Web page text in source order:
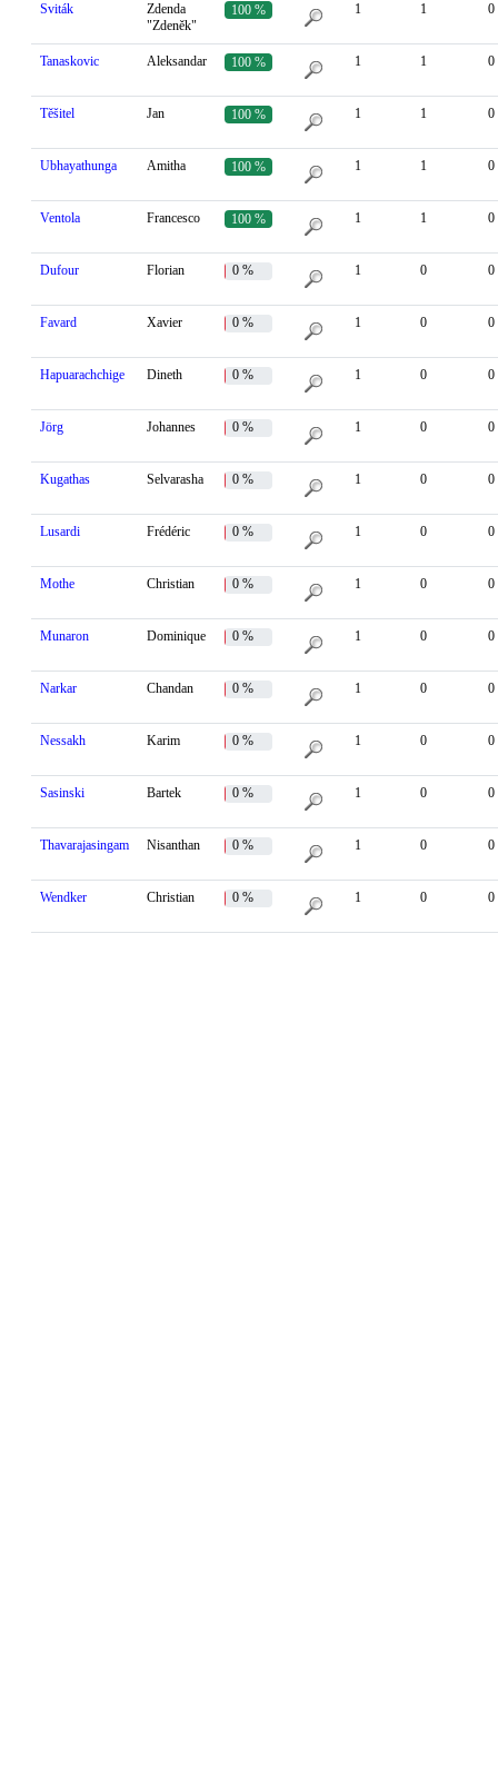
Sviták
Zdenda
"Zdeněk"
100 % 1 1 0
Tanaskovic Aleksandar 100 % 1 1 0
Těšitel Jan 100 % 1 1 0
Ubhayathunga Amitha 100 % 1 1 0
Ventola Francesco 100 % 1 1 0
Dufour Florian 0 % 1 0 0
Favard Xavier 0 % 1 0 0
Hapuarachchige Dineth 0 % 1 0 0
Jörg Johannes 0 % 1 0 0
Kugathas Selvarasha 0 % 1 0 0
Lusardi Frédéric 0 % 1 0 0
Mothe Christian 0 % 1 0 0
Munaron Dominique 0 % 1 0 0
Narkar Chandan 0 % 1 0 0
Nessakh Karim 0 % 1 0 0
Sasinski Bartek 0 % 1 0 0
Thavarajasingam Nisanthan 0 % 1 0 0
Wendker Christian 0 % 1 0 0